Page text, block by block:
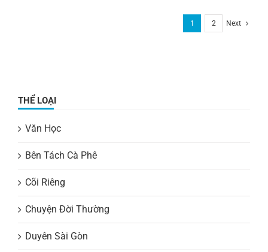
1 2 Next
THỂ LOẠI
Văn Học
Bên Tách Cà Phê
Cõi Riêng
Chuyện Đời Thường
Duyên Sài Gòn